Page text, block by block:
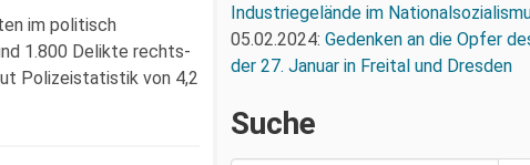
im politisch
1.800 Delikte rechts-
Polizeistatistik von 4,2
Industriegelände im
05.02.2024: Gedenken an die Opfer
der 27. Januar in Freital und Dresden
Suche